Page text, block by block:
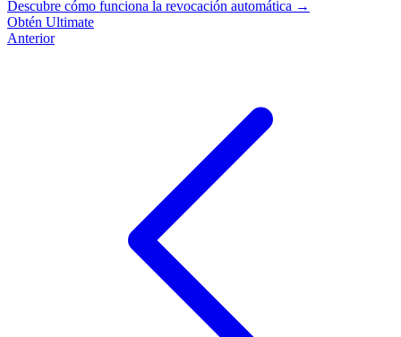
Descubre cómo funciona la revocación automática →
Obtén Ultimate
Anterior